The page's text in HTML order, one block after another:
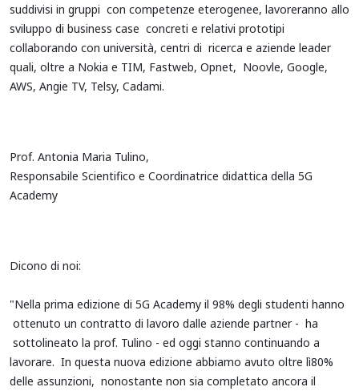
suddivisi in gruppi con competenze eterogenee, lavoreranno allo
sviluppo di business case concreti e relativi prototipi
collaborando con università, centri di ricerca e aziende leader
quali, oltre a Nokia e TIM, Fastweb, Opnet, Noovle, Google,
AWS, Angie TV, Telsy, Cadami.
Prof. Antonia Maria Tulino,
Responsabile Scientifico e Coordinatrice didattica della 5G
Academy
Dicono di noi:
"Nella prima edizione di 5G Academy il 98% degli studenti hanno
ottenuto un contratto di lavoro dalle aziende partner - ha
sottolineato la prof. Tulino - ed oggi stanno continuando a
lavorare. In questa nuova edizione abbiamo avuto oltre lì80%
delle assunzioni, nonostante non sia completato ancora il